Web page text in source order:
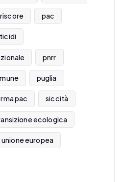
pac
pnrr
puglia
pac siccità
ecologica
unione europea